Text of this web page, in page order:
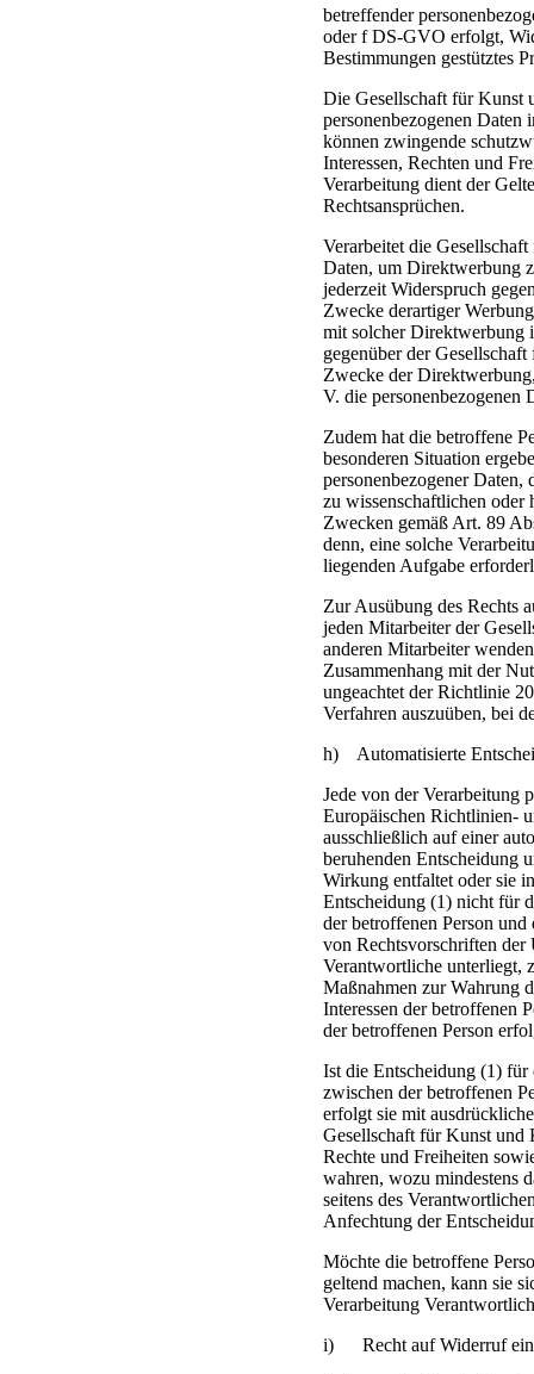
betreffender
oder f DS-GVO erfolgt,
Bestimmungen gestütztes
Die Gesellschaft für Kunst
personenbezogenen Daten
können zwingende
Interessen, Rechten und
Verarbeitung dient der
Rechtsansprüchen.
Verarbeitet die
Daten, um Direktwerbung
jederzeit Widerspruch
Zwecke derartiger
mit solcher Direktwerbung
gegenüber der
Zwecke der
V. die personenbezogenen
Zudem hat die betroffene
besonderen Situation
personenbezogener
zu wissenschaftlichen oder
Zwecken gemäß Art. 89
denn, eine solche
liegenden Aufgabe
Zur Ausübung des Rechts
jeden Mitarbeiter der
anderen Mitarbeiter
Zusammenhang mit der
ungeachtet der Richtlinie
Verfahren auszuüben, bei
h) Automatisierte
Jede von der Verarbeitung
Europäischen Richtlinien-
ausschließlich auf einer
beruhenden Entscheidung
Wirkung entfaltet oder sie
Entscheidung (1) nicht für
der betroffenen Person
von Rechtsvorschriften der
Verantwortliche unterliegt,
Maßnahmen zur Wahrung
Interessen der betroffenen
der betroffenen Person
Ist die Entscheidung (1) für
zwischen der betroffenen
erfolgt sie mit
Gesellschaft für Kunst und
Rechte und Freiheiten
wahren, wozu mindestens
seitens des
Anfechtung der
Möchte die betroffene
geltend machen, kann sie
Verarbeitung
i) Recht auf Widerruf